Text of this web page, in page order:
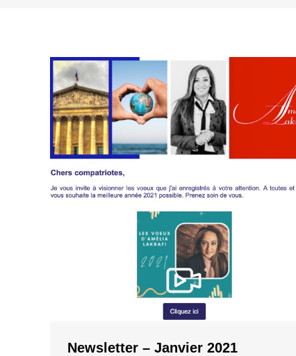
Newsletter – Janvier 2021